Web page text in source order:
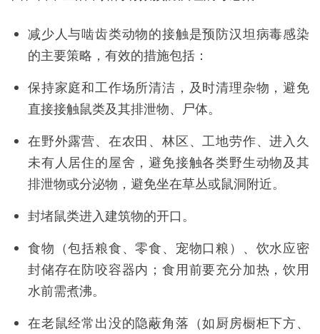
减少人与啮齿类动物的接触是预防汉坦病毒感染
的主要策略，有效的措施包括：
保持家庭和工作场所清洁，及时清理杂物，避免
直接接触鼠类及其排泄物、尸体。
在野外露营、在农田、林区、工地劳作、进入久
未有人居住的屋舍，避免接触各类野生动物及其
排泄物或分泌物，避免坐在草丛或鼠洞附近。
封堵鼠类进入建筑物的开口。
食物（包括粮食、零食、宠物口粮）、饮水应密
封储存在防咬容器内；食用前要充分加热，饮用
水前需煮沸。
在老鼠经常出没的隐蔽角落（如厨房橱柜下方、